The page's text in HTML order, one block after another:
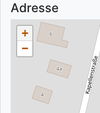
Adresse
+
−